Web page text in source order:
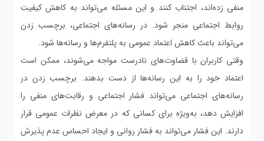
منفی زده‌اند، اجتناب کنند و این مسئله می‌تواند به کاهش کیفیت
روابط اجتماعی منجر شود. در رسانه‌های اجتماعی، برچسب زدن
می‌تواند باعث کاهش اعتماد عمومی به پلتفرم‌ها و رسانه‌ها شود.
وقتی کاربران با قضاوت‌های نادرست مواجه می‌شوند، ممکن است
اعتماد خود را به این رسانه‌ها از دست بدهند. برچسب زدن در
رسانه‌های اجتماعی می‌تواند فشار اجتماعی و رقابت‌های منفی را
افزایش دهد، به‌ویژه برای کسانی که در معرض نظرات عمومی قرار
دارند. این فشار می‌تواند به فشار روانی و ایجاد احساس عدم پذیرش